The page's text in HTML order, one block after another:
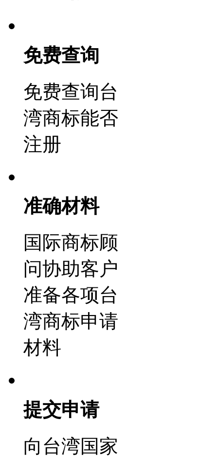
免费查询
免费查询台
湾商标能否
注册
准确材料
国际商标顾
问协助客户
准备各项台
湾商标申请
材料
提交申请
向台湾国家